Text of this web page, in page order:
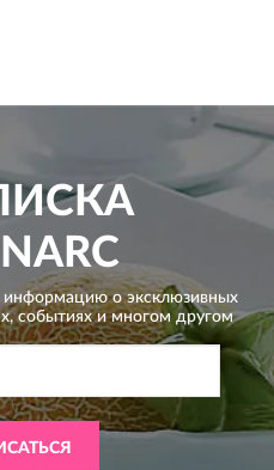
о эксклюзивных
событиях и многом другом